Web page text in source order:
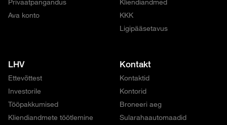
Privaatpangandus
Ava konto
Kliendiandmed
KKK
Ligipääsetavus
LHV
Ettevõttest
Investorile
Tööpakkumised
Kliendiandmete töötlemine
Kontakt
Kontaktid
Kontorid
Broneeri aeg
Sularahaautomaadid